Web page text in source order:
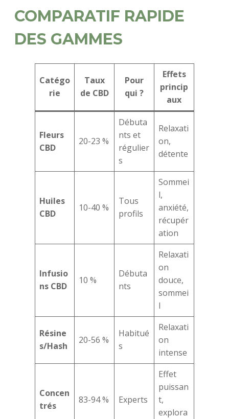
COMPARATIF RAPIDE
DES GAMMES
Catégo
rie
Taux
de CBD
Pour
qui ?
Effets
princip
aux
Fleurs
CBD
20-23 %
Débuta
nts et
régulier
s
Relaxati
on,
détente
Huiles
CBD
10-40 %
Tous
profils
Sommei
l,
anxiété,
récupér
ation
Infusio
ns CBD
10 %
Débuta
nts
Relaxati
on
douce,
sommei
l
Résine
s/Hash
20-56 %
Habitué
s
Relaxati
on
intense
Concen
trés
83-94 % Experts
Effet
puissan
t,
explora